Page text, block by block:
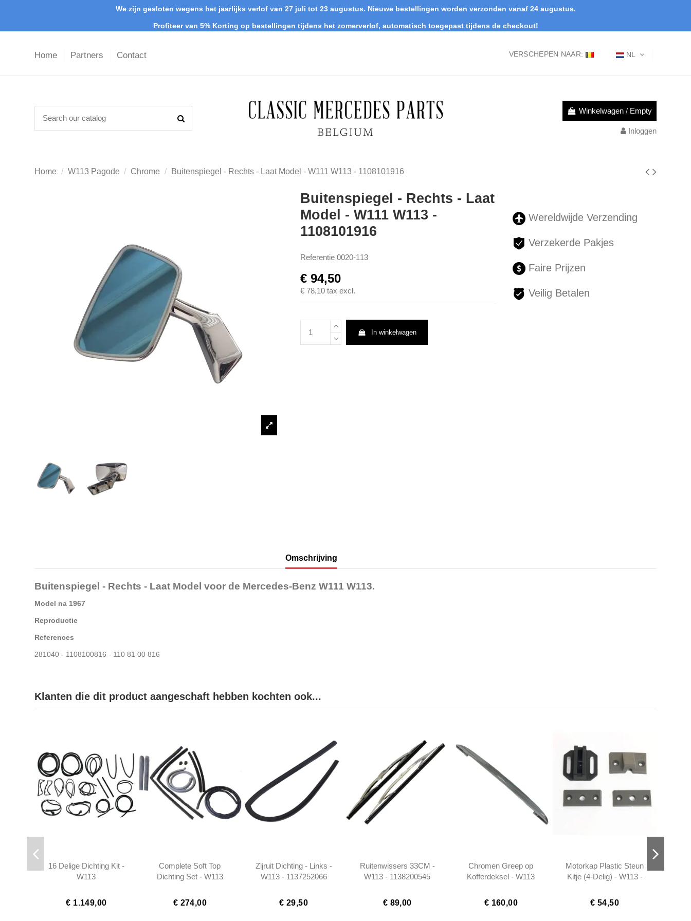
We zijn gesloten wegens het jaarlijks verlof van 27 juli tot 23 augustus. Nieuwe bestellingen worden verzonden vanaf 24 augustus.
Profiteer van 5% Korting op bestellingen tijdens het zomerverlof, automatisch toegepast tijdens de checkout!
Home Partners Contact NL
VERSCHEPEN NAAR:
Winkelwagen / Empty
Inloggen
Home W113 Pagode Chrome Buitenspiegel - Rechts - Laat Model - W111 W113 - 1108101916
Buitenspiegel - Rechts - Laat
Model - W111 W113 -
1108101916
Referentie 0020-113
€ 94,50
€ 78,10 tax excl.
In winkelwagen
Wereldwijde Verzending
Verzekerde Pakjes
Faire Prijzen
Veilig Betalen
Omschrijving
Buitenspiegel - Rechts - Laat Model voor de Mercedes-Benz W111 W113.
Model na 1967
Reproductie
References
281040 - 1108100816 - 110 81 00 816
Klanten die dit product aangeschaft hebben kochten ook...
16 Delige Dichting Kit -
W113
€ 1.149,00
Complete Soft Top
Dichting Set - W113
€ 274,00
Zijruit Dichting - Links -
W113 - 1137252066
€ 29,50
Ruitenwissers 33CM -
W113 - 1138200545
€ 89,00
Chromen Greep op
Kofferdeksel - W113
€ 160,00
Motorkap Plastic Steun
Kitje (4-Delig) - W113 -
€ 54,50